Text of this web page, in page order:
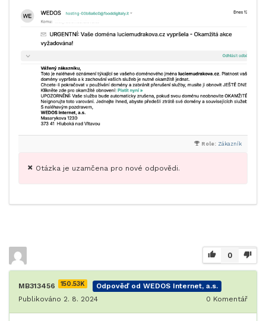
Role: Zákazník
Otázka je uzamčena pro nové odpovědi.
0
MB313456 150.53K
Odpověď od WEDOS Internet, a.s.
Publikováno 2. 8. 2024
0 Komentář